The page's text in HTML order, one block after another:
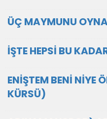
ÜÇ MAYMUNU
İŞTE HEPSİ BU
ENİŞTEM BENİ NİYE
KÜRSÜ)